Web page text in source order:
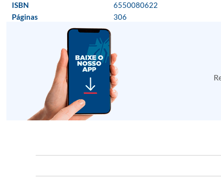
ISBN
6550080622
Páginas
306